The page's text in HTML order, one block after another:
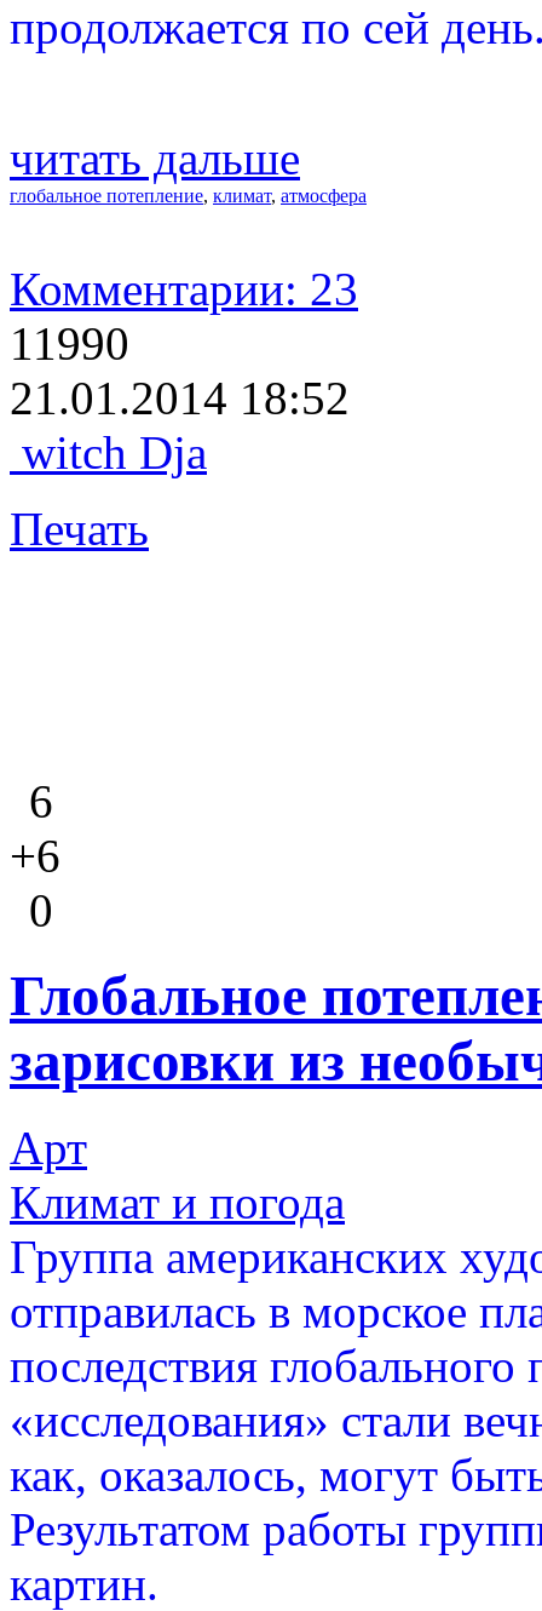
продолжается по сей
читать дальше
глобальное потепление, климат, атмосфера
Комментарии: 23
11990
21.01.2014 18:52
witch Dja
Печать
6
+6
0
Глобальное
зарисовки из
Арт
Климат и погода
Группа американских
отправилась в морское
последствия
«исследования» стали
как, оказалось, могут
Результатом работы
картин.